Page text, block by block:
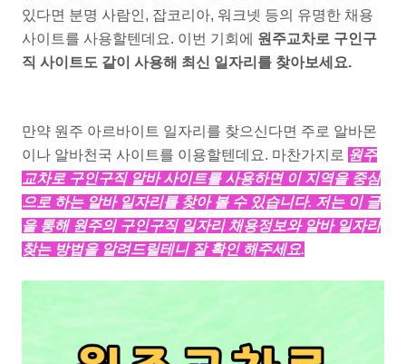
있다면 분명 사람인, 잡코리아, 워크넷 등의 유명한 채용
사이트를 사용할텐데요. 이번 기회에 원주교차로 구인구
직 사이트도 같이 사용해 최신 일자리를 찾아보세요.
만약 원주 아르바이트 일자리를 찾으신다면 주로 알바몬
이나 알바천국 사이트를 이용할텐데요. 마찬가지로 원주
교차로 구인구직 알바 사이트를 사용하면 이 지역을 중심
으로 하는 알바 일자리를 찾아 볼 수 있습니다. 저는 이 글
을 통해 원주의 구인구직 일자리 채용정보와 알바 일자리
찾는 방법을 알려드릴테니 잘 확인 해주세요.